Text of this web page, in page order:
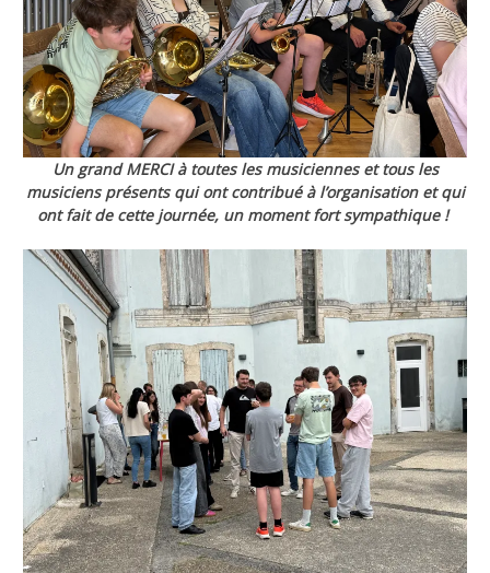
Un grand MERCI à toutes les musiciennes et tous les
musiciens présents qui ont contribué à l’organisation et qui
ont fait de cette journée, un moment fort sympathique !